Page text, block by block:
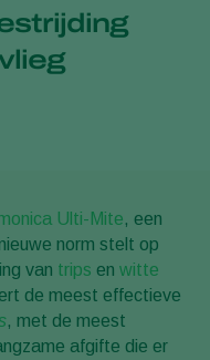
Ulti-Mite, een
norm stelt op
van trips en witte
de meest effectieve
, met de meest
afgifte die er